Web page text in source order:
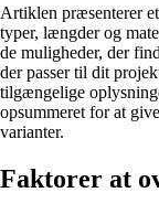
Artiklen præsenterer
typer, længder og
de muligheder, der
der passer til dit
tilgængelige
opsummeret for at
varianter.
Faktorer at